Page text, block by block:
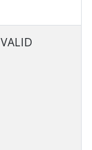
VALID